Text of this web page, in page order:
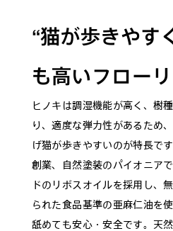
“猫が歩きやす
も高いフロー
ヒノキは調湿機能が高く、樹
り、適度な弾力性があるため
げ猫が歩きやすいのが特長で
創業、自然塗装のパイオニア
ドのリボスオイルを採用し、
られた食品基準の亜麻仁油を
舐めても安心・安全です。天